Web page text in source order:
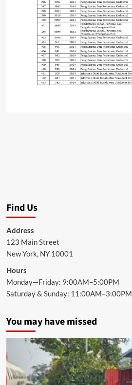
Find Us
Address
123 Main Street
New York, NY 10001
Hours
Monday—Friday: 9:00AM–5:00PM
Saturday & Sunday: 11:00AM–3:00PM
You may have missed